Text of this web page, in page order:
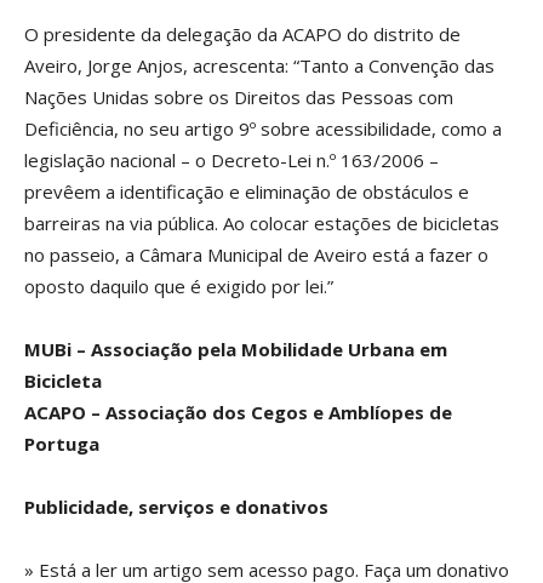
O presidente da delegação da ACAPO do distrito de
Aveiro, Jorge Anjos, acrescenta: “Tanto a Convenção das
Nações Unidas sobre os Direitos das Pessoas com
Deficiência, no seu artigo 9º sobre acessibilidade, como a
legislação nacional – o Decreto-Lei n.º 163/2006 –
prevêem a identificação e eliminação de obstáculos e
barreiras na via pública. Ao colocar estações de bicicletas
no passeio, a Câmara Municipal de Aveiro está a fazer o
oposto daquilo que é exigido por lei.”
MUBi – Associação pela Mobilidade Urbana em
Bicicleta
ACAPO – Associação dos Cegos e Amblíopes de
Portuga
Publicidade, serviços e donativos
» Está a ler um artigo sem acesso pago. Faça um donativo